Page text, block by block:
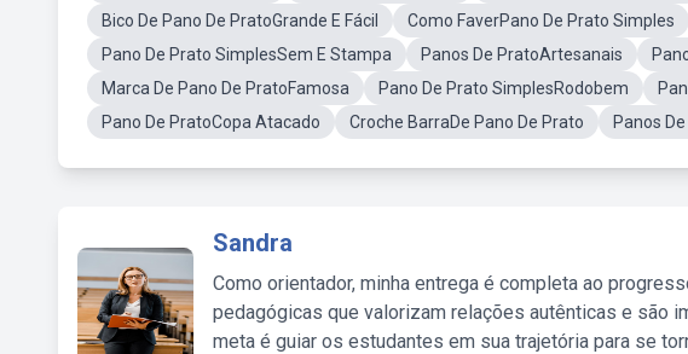
Bico De Pano De PratoGrande E Fácil
Como FaverPano De Prato Simples
Pano De Prato SimplesSem E Stampa
Panos De PratoArtesanais
Marca De Pano De PratoFamosa
Pano De Prato SimplesRodobem
Pano De PratoCopa Atacado
Croche BarraDe Pano De Prato Panos
Sandra
Como orientador, minha entrega é completa ao
pedagógicas que valorizam relações autênticas e são
meta é guiar os estudantes em sua trajetória para se